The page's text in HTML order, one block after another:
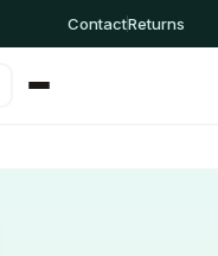
ContactReturns